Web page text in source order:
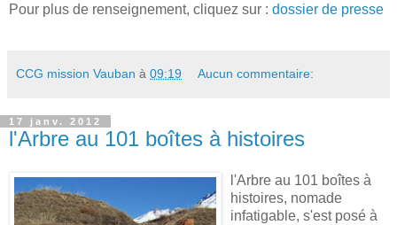
Pour plus de renseignement, cliquez sur : dossier de presse
CCG mission Vauban à 09:19 Aucun commentaire:
17 janv. 2012
l'Arbre au 101 boîtes à histoires
l'Arbre au 101 boîtes à
histoires, nomade
infatigable, s'est posé à